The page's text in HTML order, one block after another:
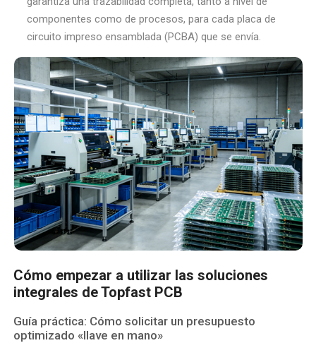
componentes como de procesos, para cada placa de
circuito impreso ensamblada (PCBA) que se envía.
Cómo empezar a utilizar las soluciones
integrales de Topfast PCB
Guía práctica: Cómo solicitar un presupuesto
optimizado «llave en mano»